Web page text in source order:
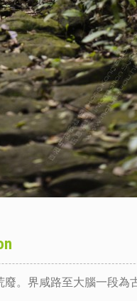
。界咸路至大腦一段為